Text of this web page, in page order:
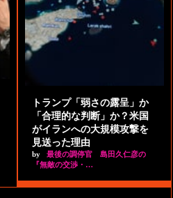
トランプ「弱さの露呈」か
「合理的な判断」か？米国
がイランへの大規模攻撃を
見送った理由
by
最後の調停官 島田久仁彦の
『無敵の交渉・…